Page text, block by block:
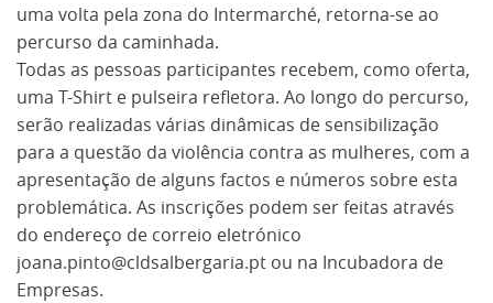
uma volta pela zona do Intermarché, retorna-se ao
percurso da caminhada.
Todas as pessoas participantes recebem, como oferta,
uma T-Shirt e pulseira refletora. Ao longo do percurso,
serão realizadas várias dinâmicas de sensibilização
para a questão da violência contra as mulheres, com a
apresentação de alguns factos e números sobre esta
problemática. As inscrições podem ser feitas através
do endereço de correio eletrónico
joana.pinto@cldsalbergaria.pt ou na Incubadora de
Empresas.